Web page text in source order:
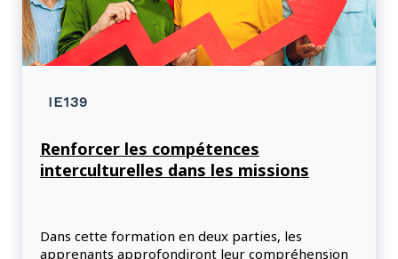
IE139
Renforcer les compétences
interculturelles dans les missions
Dans cette formation en deux parties, les
apprenants approfondiront leur compréhension